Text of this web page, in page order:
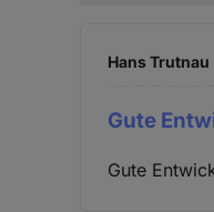
Hans
Gute
Gute